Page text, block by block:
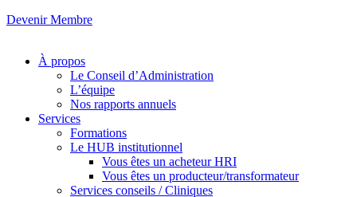
Devenir Membre
À propos
Le Conseil d’Administration
L’équipe
Nos rapports annuels
Services
Formations
Le HUB institutionnel
Vous êtes un acheteur HRI
Vous êtes un producteur/transformateur
Services conseils / Cliniques